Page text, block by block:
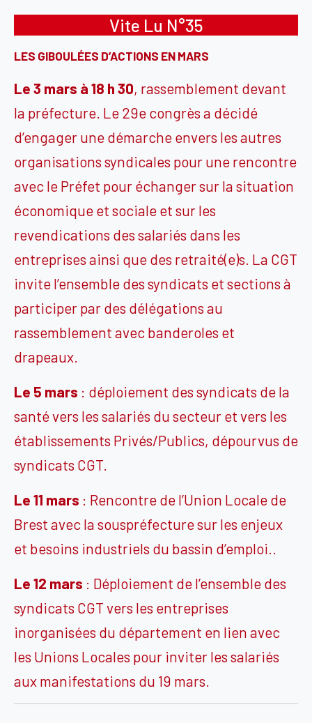
Vite Lu N°35
LES GIBOULÉES D’ACTIONS EN MARS
Le 3 mars à 18 h 30, rassemblement devant
la préfecture. Le 29e congrès a décidé
d’engager une démarche envers les autres
organisations syndicales pour une rencontre
avec le Préfet pour échanger sur la situation
économique et sociale et sur les
revendications des salariés dans les
entreprises ainsi que des retraité(e)s. La CGT
invite l’ensemble des syndicats et sections à
participer par des délégations au
rassemblement avec banderoles et
drapeaux.
Le 5 mars : déploiement des syndicats de la
santé vers les salariés du secteur et vers les
établissements Privés/Publics, dépourvus de
syndicats CGT.
Le 11 mars : Rencontre de l’Union Locale de
Brest avec la souspréfecture sur les enjeux
et besoins industriels du bassin d’emploi..
Le 12 mars : Déploiement de l’ensemble des
syndicats CGT vers les entreprises
inorganisées du département en lien avec
les Unions Locales pour inviter les salariés
aux manifestations du 19 mars.